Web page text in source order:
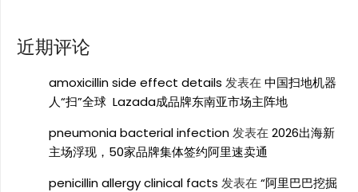
近期评论
amoxicillin side effect details 发表在 中国扫地机器
人“扫”全球 Lazada成品牌东南亚市场主阵地
pneumonia bacterial infection发表在 2026出海新
主场浮现，50家品牌集体签约阿里速卖通
penicillin allergy clinical facts 发表在 “阿里巴巴挖掘